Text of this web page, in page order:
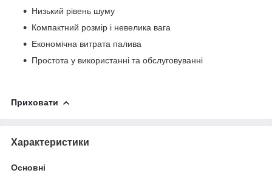
Низький рівень шуму
Компактний розмір і невелика вага
Економічна витрата палива
Простота у використанні та обслуговуванні
Приховати
Характеристики
Основні